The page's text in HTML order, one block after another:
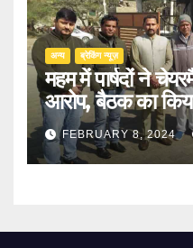
अन्य ब्रेकिंग न्यूज़
महम में पार्षदों ने
आरोप, बैठक का किया
FEBRUARY 8, 2024